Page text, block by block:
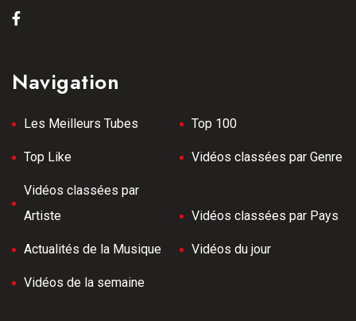
Navigation
Les Meilleurs Tubes Top 100
Top Like Vidéos classées par Genre
Vidéos classées par
Artiste
Vidéos classées par Pays
Actualités de la Musique Vidéos du jour
Vidéos de la semaine